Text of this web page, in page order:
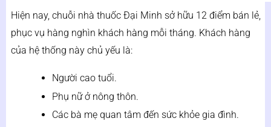
Hiện nay, chuỗi nhà thuốc Đại Minh sở hữu 12 điểm bán lẻ,
phục vụ hàng nghìn khách hàng mỗi tháng. Khách hàng
của hệ thống này chủ yếu là:
Người cao tuổi.
Phụ nữ ở nông thôn.
Các bà mẹ quan tâm đến sức khỏe gia đình.